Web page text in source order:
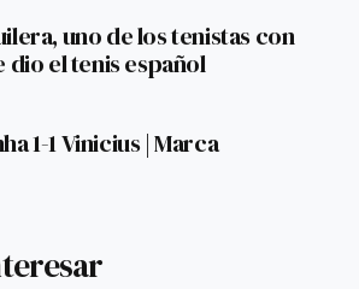
uno de los tenistas con
dio el tenis español
1-1 Vinicius | Marca